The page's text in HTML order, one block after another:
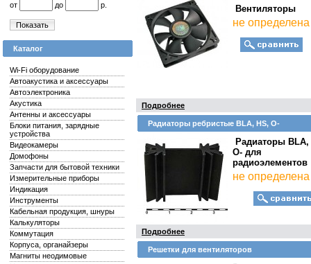
от
до р.
Показать
Каталог
Wi-Fi оборудование
Автоакустика и аксессуары
Автоэлектроника
Акустика
Антенны и аксессуары
Блоки питания, зарядные
устройства
Видеокамеры
Домофоны
Запчасти для бытовой техники
Измерительные приборы
Индикация
Инструменты
Кабельная продукция, шнуры
Калькуляторы
Коммутация
Корпуса, органайзеры
Магниты неодимовые
Вентиляторы
не определена
Подробнее
Радиаторы ребристые BLA, HS, O-
Радиаторы BLA,
O- для
радиоэлементов
не определена
Подробнее
Решетки для вентиляторов